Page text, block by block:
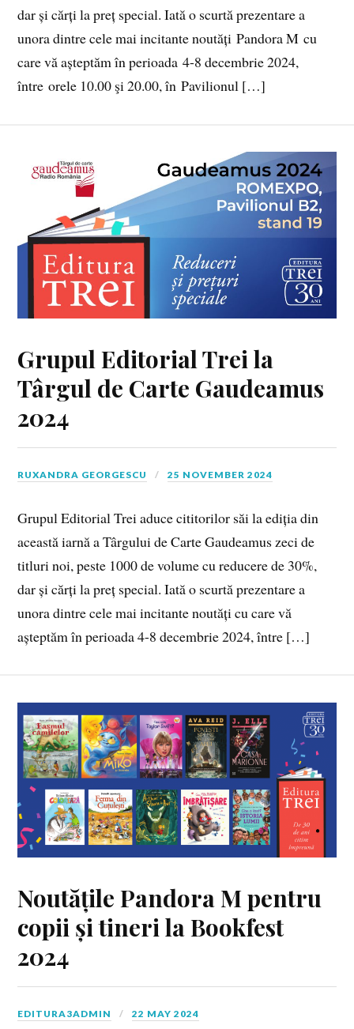
dar și cărți la preț special. Iată o scurtă prezentare a
unora dintre cele mai incitante noutăți Pandora M cu
care vă așteptăm în perioada 4-8 decembrie 2024,
între orele 10.00 şi 20.00, în Pavilionul […]
Grupul Editorial Trei la
Târgul de Carte Gaudeamus
2024
RUXANDRA GEORGESCU 25 NOVEMBER 2024
Grupul Editorial Trei aduce cititorilor săi la ediția din
această iarnă a Târgului de Carte Gaudeamus zeci de
titluri noi, peste 1000 de volume cu reducere de 30%,
dar și cărți la preț special. Iată o scurtă prezentare a
unora dintre cele mai incitante noutăți cu care vă
așteptăm în perioada 4-8 decembrie 2024, între […]
Noutățile Pandora M pentru
copii și tineri la Bookfest
2024
EDITURA3ADMIN 22 MAY 2024